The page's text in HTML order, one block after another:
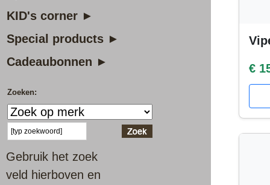
KID's corner ►
Special products ►
Cadeaubonnen ►
Zoeken:
Gebruik het zoek
veld hierboven en
€